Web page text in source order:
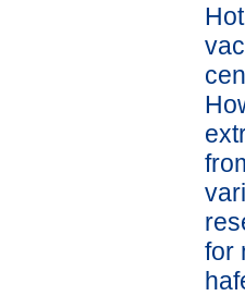
for